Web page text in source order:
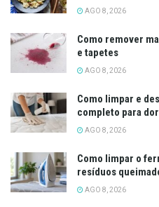
AGO 8, 2026
Como remover
e tapetes
AGO 8, 2026
Como limpar e
completo para
AGO 8, 2026
Como limpar o
resíduos
AGO 8, 2026